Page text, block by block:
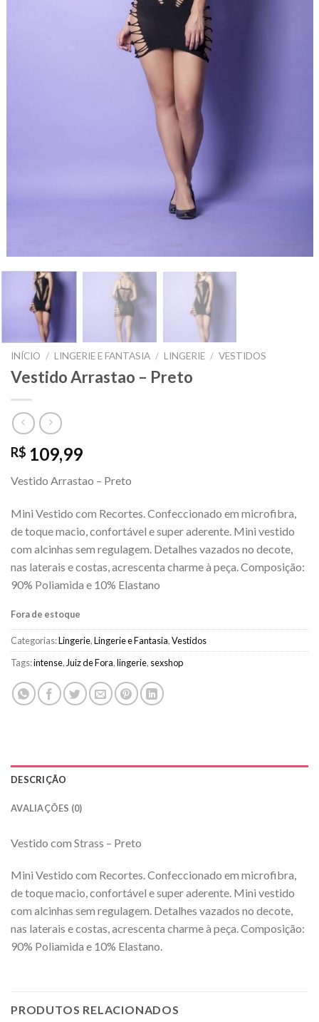
INÍCIO / LINGERIE E FANTASIA / LINGERIE / VESTIDOS
Vestido Arrastao – Preto
R$ 109,99
Vestido Arrastao – Preto
Mini Vestido com Recortes. Confeccionado em microfibra,
de toque macio, confortável e super aderente. Mini vestido
com alcinhas sem regulagem. Detalhes vazados no decote,
nas laterais e costas, acrescenta charme à peça. Composição:
90% Poliamida e 10% Elastano
Fora de estoque
Categorias:Lingerie,Lingerie e Fantasia,Vestidos
Tags:intense, Juiz de Fora,lingerie, sexshop
DESCRIÇÃO
AVALIAÇÕES (0)
Vestido com Strass – Preto
Mini Vestido com Recortes. Confeccionado em microfibra,
de toque macio, confortável e super aderente. Mini vestido
com alcinhas sem regulagem. Detalhes vazados no decote,
nas laterais e costas, acrescenta charme à peça. Composição:
90% Poliamida e 10% Elastano.
PRODUTOS RELACIONADOS